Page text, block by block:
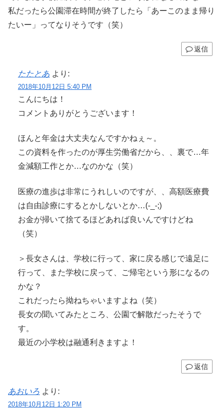
私だったら公園滞在時間が終了したら「あーこのまま帰り
たいー」ってなりそうです（笑）
返信
たたとあ より:
2018年10月12日 5:40 PM
こんにちは！
コメントありがとうございます！
ほんと年金は大丈夫なんですかねぇ～。
この資料を作ったのが厚生労働省だから、、裏で…年
金減額工作とか…なのかな（笑）
医療の進歩は非常にうれしいのですが、、高額医療費
は自由診療にするとかしないとか…(-_-;)
お金が掃いて捨てるほどあれば良いんですけどね
（笑）
＞長女さんは、学校に行って、家に戻る感じで遠足に
行って、また学校に戻って、ご帰宅という形になるの
かな？
これだったら拗ねちゃいますよね（笑）
長女の聞いてみたところ、公園で解散だったそうで
す。
最近の小学校は融通利きますよ！
返信
あおいろ より:
2018年10月12日 1:20 PM